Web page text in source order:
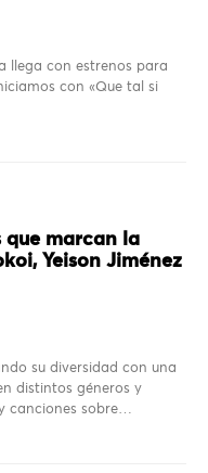
llega con estrenos para
con «Que tal si
que marcan la
Yeison Jiménez
su diversidad con una
distintos géneros y
canciones sobre…